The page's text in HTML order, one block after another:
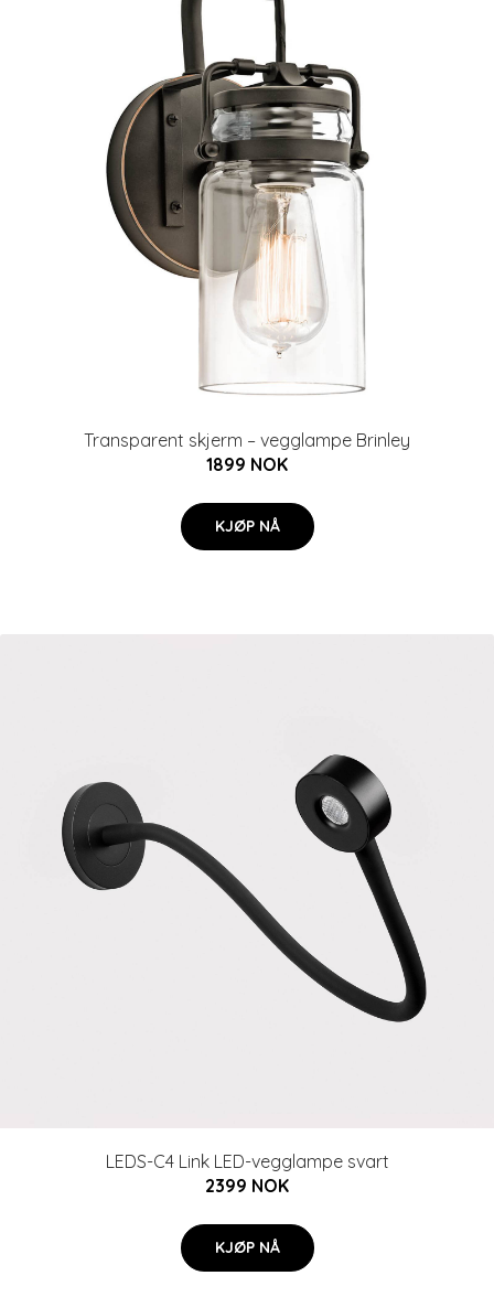
Transparent skjerm – vegglampe Brinley
1899 NOK
KJØP NÅ
LEDS-C4 Link LED-vegglampe svart
2399 NOK
KJØP NÅ